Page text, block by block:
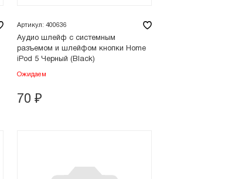
Артикул: 400636
Аудио шлейф с системным
разъемом и шлейфом кнопки Home
iPod 5 Черный (Black)
Ожидаем
70 ₽